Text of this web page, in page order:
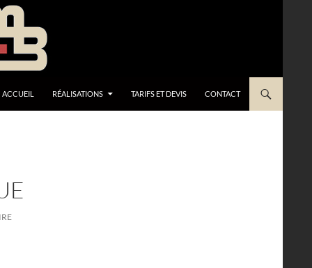
ACCUEIL RÉALISATIONS TARIFS ET DEVIS CONTACT